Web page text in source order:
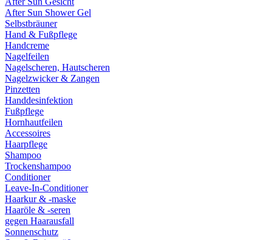
After Sun Shower Gel
Selbstbräuner
Hand & Fußpflege
Handcreme
Nagelfeilen
Nagelscheren, Hautscheren
Nagelzwicker & Zangen
Pinzetten
Handdesinfektion
Fußpflege
Hornhautfeilen
Accessoires
Haarpflege
Shampoo
Trockenshampoo
Conditioner
Leave-In-Conditioner
Haarkur & -maske
Haaröle & -seren
gegen Haarausfall
Sonnenschutz